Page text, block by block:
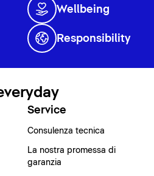
Wellbeing
Responsibility
Service
Consulenza tecnica
La nostra promessa di
garanzia